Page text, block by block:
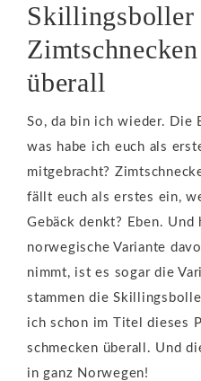
Skillingsboller
überall
So, da bin ich wieder. Die
was habe ich euch als
mitgebracht?
fällt euch als erstes ein,
Gebäck denkt? Eben.
norwegische Variante
nimmt, ist es sogar die
stammen die
ich schon im Titel dieses
schmecken überall. Und
in ganz Norwegen!